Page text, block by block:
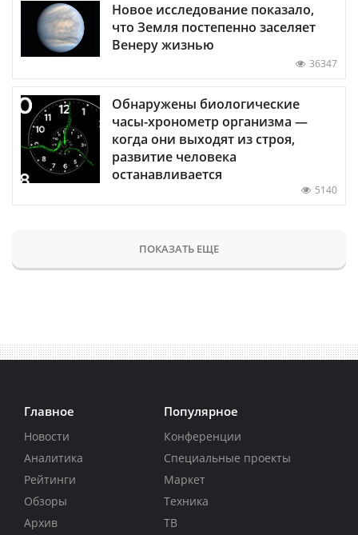
Новое исследование показало,
что Земля постепенно заселяет
Венеру жизнью
36347
Обнаружены биологические
часы-хронометр организма —
когда они выходят из строя,
развитие человека
останавливается
5140
ПОКАЗАТЬ ЕЩЕ
Главное
Новости
Аналитика
Рейтинги
Обзоры
Архив
Популярное
Конференции
Специальные проекты
Маркет
Техника
ТВ